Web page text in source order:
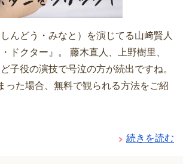
んどう・みなと）を演じてる山﨑賢人
ドクター』。 藤木直人、上野樹里、
子役の演技で号泣の方が続出ですね。
った場合、無料で観られる方法をご紹
続きを読む